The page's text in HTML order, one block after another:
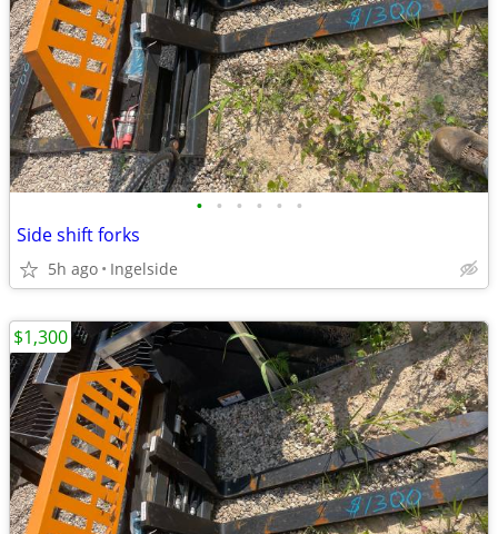
• • • • • •
Side shift forks
5h ago Ingelside
$1,300